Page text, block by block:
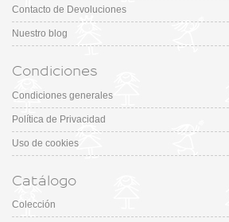
Contacto de Devoluciones
Nuestro blog
Condiciones
Condiciones generales
Política de Privacidad
Uso de cookies
Catálogo
Colección